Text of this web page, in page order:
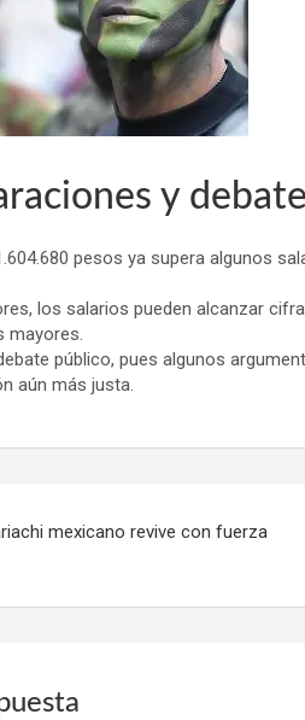
y
pesos ya supera algunos
los salarios pueden alcanzar
mayores.
público, pues algunos
aún más justa.
mexicano revive con fuerza